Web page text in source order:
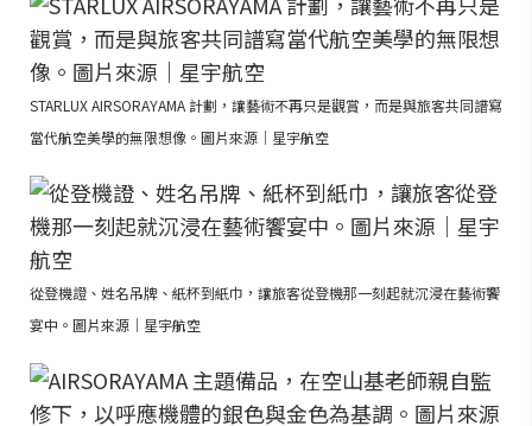
STARLUX AIRSORAYAMA 計劃，讓藝術不再只是觀賞，而是與旅客共同譜寫
當代航空美學的無限想像。圖片來源｜星宇航空
從登機證、姓名吊牌、紙杯到紙巾，讓旅客從登機那一刻起就沉浸在藝術饗
宴中。圖片來源｜星宇航空